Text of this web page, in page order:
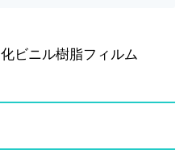
ビニル樹脂フィルム